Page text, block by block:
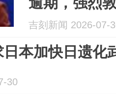
效埋藏线索
吉刻新闻 2026-07-
日本加快日遗化
30